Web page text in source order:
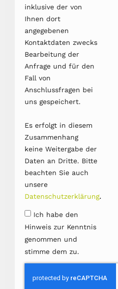
inklusive der von
Ihnen dort
angegebenen
Kontaktdaten zwecks
Bearbeitung der
Anfrage und für den
Fall von
Anschlussfragen bei
uns gespeichert.
Es erfolgt in diesem
Zusammenhang
keine Weitergabe der
Daten an Dritte. Bitte
beachten Sie auch
unsere
Datenschutzerklärung.
Ich habe den
Hinweis zur Kenntnis
genommen und
stimme dem zu.